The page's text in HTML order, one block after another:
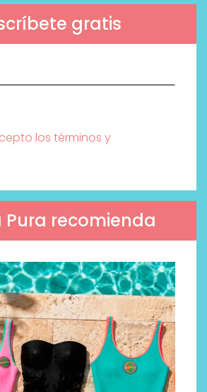
gratis
los términos y
Pura recomienda